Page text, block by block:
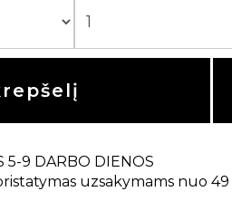
5-9 DARBO DIENOS
uzsakymams nuo